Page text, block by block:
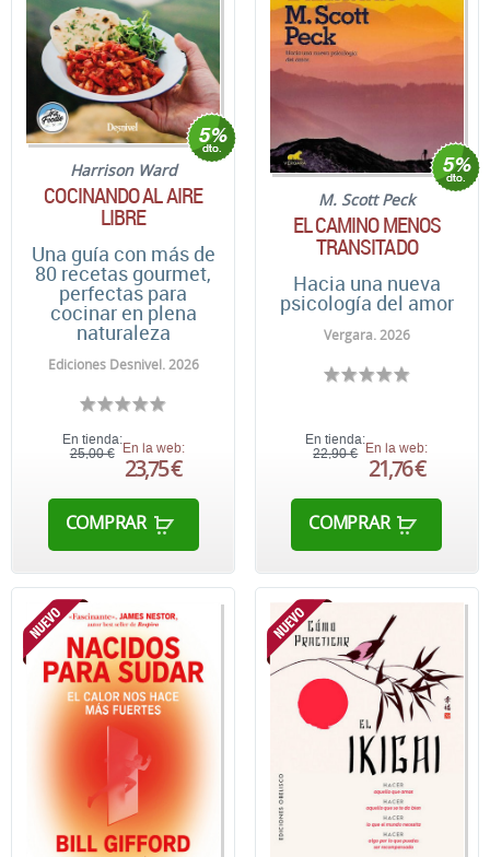
Harrison Ward
COCINANDO AL AIRE
LIBRE
Una guía con más de
80 recetas gourmet,
perfectas para
cocinar en plena
naturaleza
Ediciones Desnivel. 2026
En tienda:
25,00 € En la web:
23,75 €
COMPRAR
M. Scott Peck
EL CAMINO MENOS
TRANSITADO
Hacia una nueva
psicología del amor
Vergara. 2026
En tienda:
22,90 €
En la web:
21,76 €
COMPRAR